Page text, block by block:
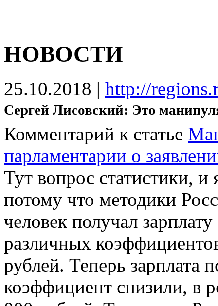
НОВОСТИ
25.10.2018 | http://
Сергей Лисовский: Это
Комментарий к статье
парламентарии о
Тут вопрос статистики,
потому что методики
человек получал
различных
рублей. Теперь зарплата
коэффициент снизили, в